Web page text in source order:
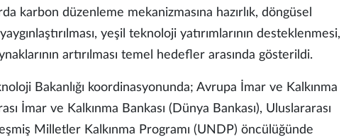
karbon düzenleme mekanizmasına hazırlık, döngüsel
yeşil teknoloji yatırımlarının desteklenmesi,
artırılması temel hedefler arasında gösterildi.
Bakanlığı koordinasyonunda; Avrupa İmar ve Kalkınma
İmar ve Kalkınma Bankası (Dünya Bankası), Uluslararası
Milletler Kalkınma Programı (UNDP) öncülüğünde